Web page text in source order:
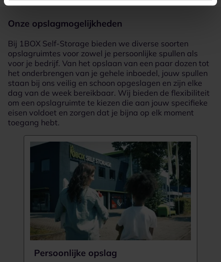
Onze opslagmogelijkheden
Bij 1BOX Self-Storage bieden we diverse soorten
opslagruimtes voor zowel je persoonlijke spullen als
voor je bedrijf. Van het opslaan van een paar dozen tot
het onderbrengen van je gehele inboedel, jouw spullen
staan bij ons veilig en schoon opgeslagen en zijn elke
dag van de week bereikbaar. Wij bieden de flexibiliteit
om een opslagruimte te kiezen die aan jouw specifieke
eisen voldoet en zorgen dat je bijna op elk moment
toegang hebt.
Persoonlijke opslag